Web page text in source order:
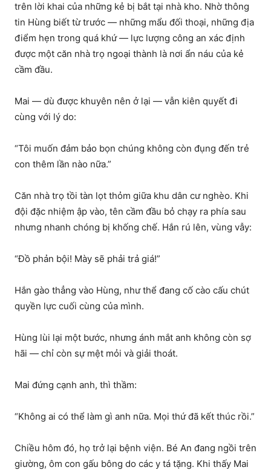
trên lời khai của những kẻ bị bắt tại nhà kho. Nhờ thông
tin Hùng biết từ trước — những mẩu đối thoại, những địa
điểm hẹn trong quá khứ — lực lượng công an xác định
được một căn nhà trọ ngoại thành là nơi ẩn náu của kẻ
cầm đầu.
Mai — dù được khuyên nên ở lại — vẫn kiên quyết đi
cùng với lý do:
“Tôi muốn đảm bảo bọn chúng không còn đụng đến trẻ
con thêm lần nào nữa.”
Căn nhà trọ tồi tàn lọt thỏm giữa khu dân cư nghèo. Khi
đội đặc nhiệm ập vào, tên cầm đầu bỏ chạy ra phía sau
nhưng nhanh chóng bị khống chế. Hắn rú lên, vùng vẫy:
“Đồ phản bội! Mày sẽ phải trả giá!”
Hắn gào thẳng vào Hùng, như thể đang cố cào cấu chút
quyền lực cuối cùng của mình.
Hùng lùi lại một bước, nhưng ánh mắt anh không còn sợ
hãi — chỉ còn sự mệt mỏi và giải thoát.
Mai đứng cạnh anh, thì thầm:
“Không ai có thể làm gì anh nữa. Mọi thứ đã kết thúc rồi.”
Chiều hôm đó, họ trở lại bệnh viện. Bé An đang ngồi trên
giường, ôm con gấu bông do các y tá tặng. Khi thấy Mai